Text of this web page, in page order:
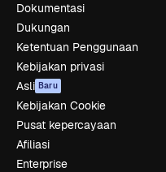
Dokumentasi
Dukungan
Ketentuan Penggunaan
Kebijakan privasi
Asli Baru
Kebijakan Cookie
Pusat kepercayaan
Afiliasi
Enterprise